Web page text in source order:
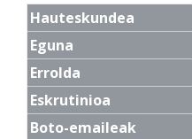
Hauteskundea
Eguna
Errolda
Eskrutinioa
Boto-emaileak